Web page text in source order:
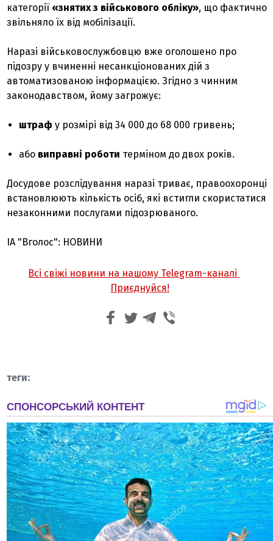
категорії «знятих з військового обліку», що фактично
звільняло їх від мобілізації.
Наразі військовослужбовцю вже оголошено про
підозру у вчиненні несанкціонованих дій з
автоматизованою інформацією. Згідно з чинним
законодавством, йому загрожує:
штраф у розмірі від 34 000 до 68 000 гривень;
або виправні роботи терміном до двох років.
Досудове розслідування наразі триває, правоохоронці
встановлюють кількість осіб, які встигли скористатися
незаконними послугами підозрюваного.
ІА "Вголос": НОВИНИ
Всі свіжі новини на нашому Telegram-каналі
Приєднуйся!